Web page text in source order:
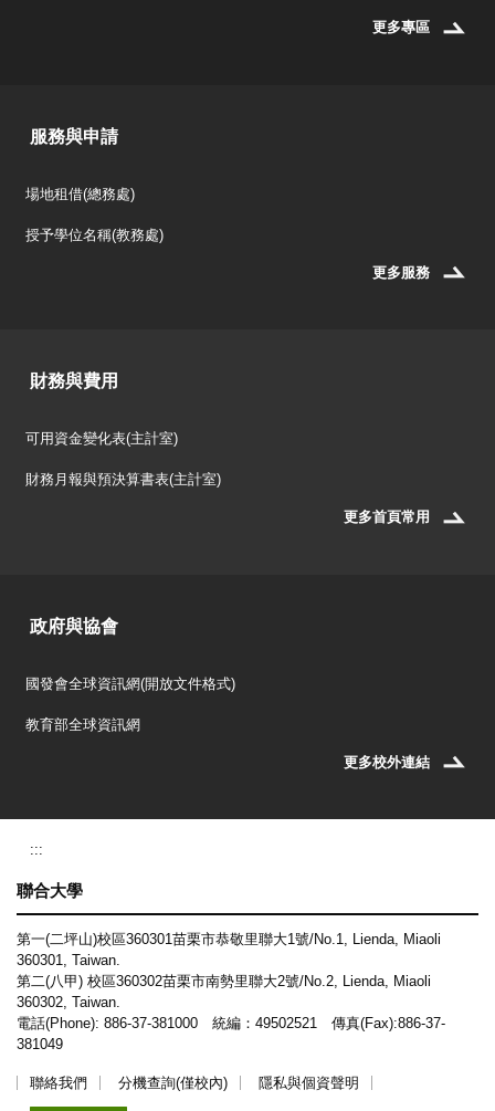
更多專區
服務與申請
場地租借(總務處)
授予學位名稱(教務處)
更多服務
財務與費用
可用資金變化表(主計室)
財務月報與預決算書表(主計室)
更多首頁常用
政府與協會
國發會全球資訊網(開放文件格式)
教育部全球資訊網
更多校外連結
:::
聯合大學
第一(二坪山)校區360301苗栗市恭敬里聯大1號/No.1, Lienda, Miaoli
360301, Taiwan.
第二(八甲) 校區360302苗栗市南勢里聯大2號/No.2, Lienda, Miaoli
360302, Taiwan.
電話(Phone): 886-37-381000 統編：49502521 傳真(Fax):886-37-
381049
聯絡我們 分機查詢(僅校內) 隱私與個資聲明